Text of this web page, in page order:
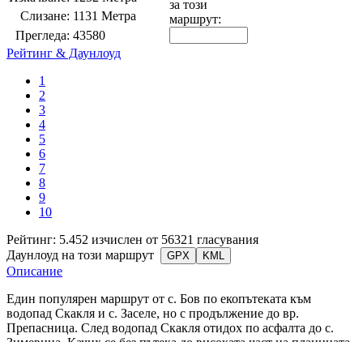
за този
маршрут:
Слизане: 1131 Метра
Прегледа: 43580
Рейтинг & Даунлоуд
1
2
3
4
5
6
7
8
9
10
Рейтинг: 5.452 изчислен от 56321 гласувания
Даунлоуд на този маршрут
GPX KML
Описание
Един популярен маршрут от с. Бов по екопътеката към
водопад Скакля и с. Заселе, но с продължение до вр.
Препасница. След водопад Скакля отидох по асфалта до с.